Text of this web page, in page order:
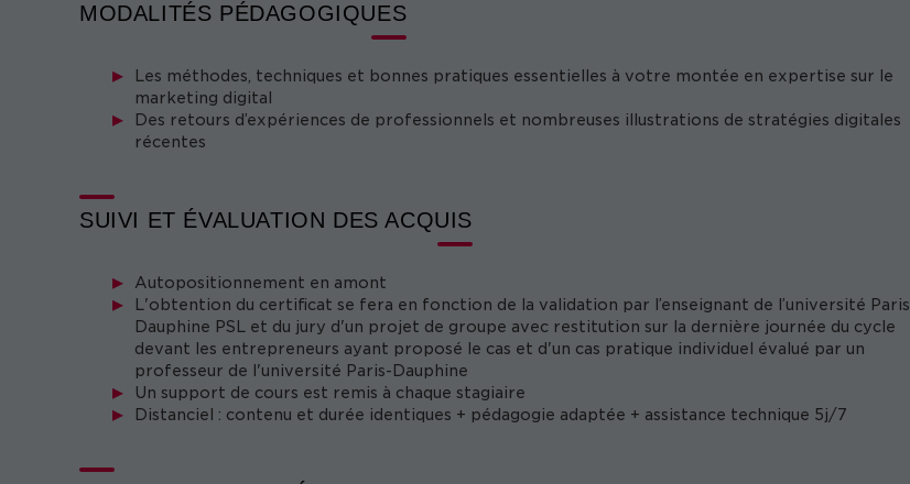
MODALITÉS PÉDAGOGIQUES
Les méthodes, techniques et bonnes pratiques essentielles à votre montée en expertise sur le
marketing digital
Des retours d’expériences de professionnels et nombreuses illustrations de stratégies digitales
récentes
SUIVI ET ÉVALUATION DES ACQUIS
Autopositionnement en amont
L'obtention du certificat se fera en fonction de la validation par l’enseignant de l’université Paris
Dauphine PSL et du jury d'un projet de groupe avec restitution sur la dernière journée du cycle
devant les entrepreneurs ayant proposé le cas et d'un cas pratique individuel évalué par un
professeur de l'université Paris-Dauphine
Un support de cours est remis à chaque stagiaire
Distanciel : contenu et durée identiques + pédagogie adaptée + assistance technique 5j/7